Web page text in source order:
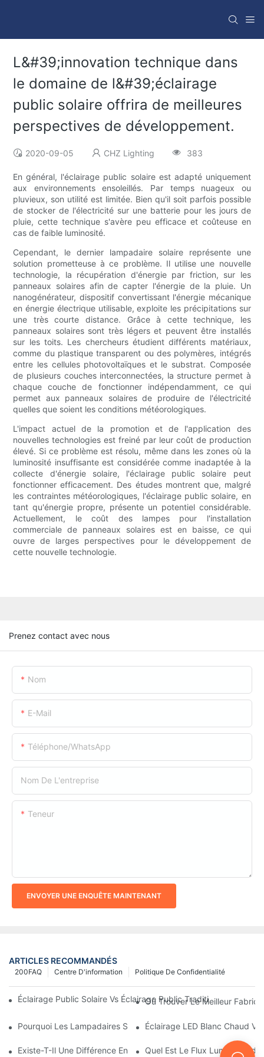
L&#39;innovation technique dans
le domaine de l&#39;éclairage
public solaire offrira de meilleures
perspectives de développement.
2020-09-05 CHZ Lighting 383
En général, l'éclairage public solaire est adapté uniquement
aux environnements ensoleillés. Par temps nuageux ou
pluvieux, son utilité est limitée. Bien qu'il soit parfois possible
de stocker de l'électricité sur une batterie pour les jours de
pluie, cette technique s'avère peu efficace et coûteuse en
cas de faible luminosité.
Cependant, le dernier lampadaire solaire représente une
solution prometteuse à ce problème. Il utilise une nouvelle
technologie, la récupération d'énergie par friction, sur les
panneaux solaires afin de capter l'énergie de la pluie. Un
nanogénérateur, dispositif convertissant l'énergie mécanique
en énergie électrique utilisable, exploite les précipitations sur
une très courte distance. Grâce à cette technique, les
panneaux solaires sont très légers et peuvent être installés
sur les toits. Les chercheurs étudient différents matériaux,
comme du plastique transparent ou des polymères, intégrés
entre les cellules photovoltaïques et le substrat. Composée
de plusieurs couches interconnectées, la structure permet à
chaque couche de fonctionner indépendamment, ce qui
permet aux panneaux solaires de produire de l'électricité
quelles que soient les conditions météorologiques.
L'impact actuel de la promotion et de l'application des
nouvelles technologies est freiné par leur coût de production
élevé. Si ce problème est résolu, même dans les zones où la
luminosité insuffisante est considérée comme inadaptée à la
collecte d'énergie solaire, l'éclairage public solaire peut
fonctionner efficacement. Des études montrent que, malgré
les contraintes météorologiques, l'éclairage public solaire, en
tant qu'énergie propre, présente un potentiel considérable.
Actuellement, le coût des lampes pour l'installation
commerciale de panneaux solaires est en baisse, ce qui
ouvre de larges perspectives pour le développement de
cette nouvelle technologie.
Prenez contact avec nous
Nom
E-Mail
Téléphone/WhatsApp
Nom De L'entreprise
Teneur
ENVOYER UNE ENQUÊTE MAINTENANT
ARTICLES RECOMMANDÉS
Politique De Confidentialité
Centre D'information
200FAQ
Éclairage Public Solaire Vs Éclairage Public Traditionnel : Coût,
Où Trouver Le Meilleur
Pourquoi Les Lampadaires Solaires Deviennent-Ils Populaires ?
Éclairage LED Blanc Chaud Vs
Existe-T-Il Une Différence Entre L'éclairage D'une Aire De
Quel Est Le Flux Lumineux